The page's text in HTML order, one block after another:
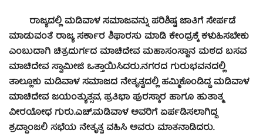
ರಾಜ್ಯದಲ್ಲಿ ಮಡಿವಾಳ ಸಮಾಜವನ್ನು ಪರಿಶಿಷ್ಟ ಜಾತಿಗೆ ಸೇರ್ಪಡೆ
ಮಾಡುವಂತೆ ರಾಜ್ಯ ಸರ್ಕಾರ ಶಿಫಾರಸು ಮಾಡಿ ಕೇಂದ್ರಕ್ಕೆ ಕಳುಹಿಸಬೇಕು
ಎಂಬುದಾಗಿ ಚಿತ್ರದುರ್ಗದ ಮಾಚಿದೇವ ಮಹಾಸಂಸ್ಥಾನ ಮಠದ ಬಸವ
ಮಾಚಿದೇವ ಸ್ವಾಮೀಜಿ ಒತ್ತಾಯಿಸಿದರು.ನಗರದ ಗುರುಭವನದಲ್ಲಿ
ತಾಲ್ಲೂಕು ಮಡಿವಾಳ ಸಮಾಜದ ನೇತೃತ್ವದಲ್ಲಿ ಹಮ್ಮಿಕೊಂಡಿದ್ದ ಮಡಿವಾಳ
ಮಾಚಿದೇವ ಜಯಂತ್ಯುತ್ಸವ, ಪ್ರತಿಭಾ ಪುರಸ್ಕಾರ ಹಾಗೂ ಹುತಾತ್ಮ
ವೀರಯೋಧ ಗುರು.ಎಚ್.ಮಡಿವಾಳ ಅವರಿಗೆ ಏರ್ಪಡಿಸಲಾಗಿದ್ದ
ಶ್ರದ್ಧಾಂಜಲಿ ಸಭೆಯ ನೇತೃತ್ವ ವಹಿಸಿ ಅವರು ಮಾತನಾಡಿದರು.